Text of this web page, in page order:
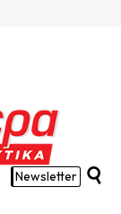
Newsletter